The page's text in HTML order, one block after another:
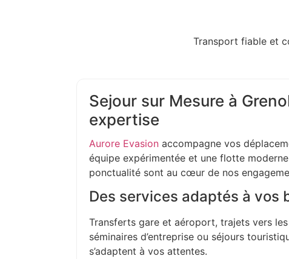
Transport fiable et
Sejour sur Mesure à
expertise
Aurore Evasion accompagne vos
équipe expérimentée et une flotte
ponctualité sont au cœur de nos
Des services adaptés à vos
Transferts gare et aéroport, trajets vers
séminaires d’entreprise ou séjours
s’adaptent à vos attentes.